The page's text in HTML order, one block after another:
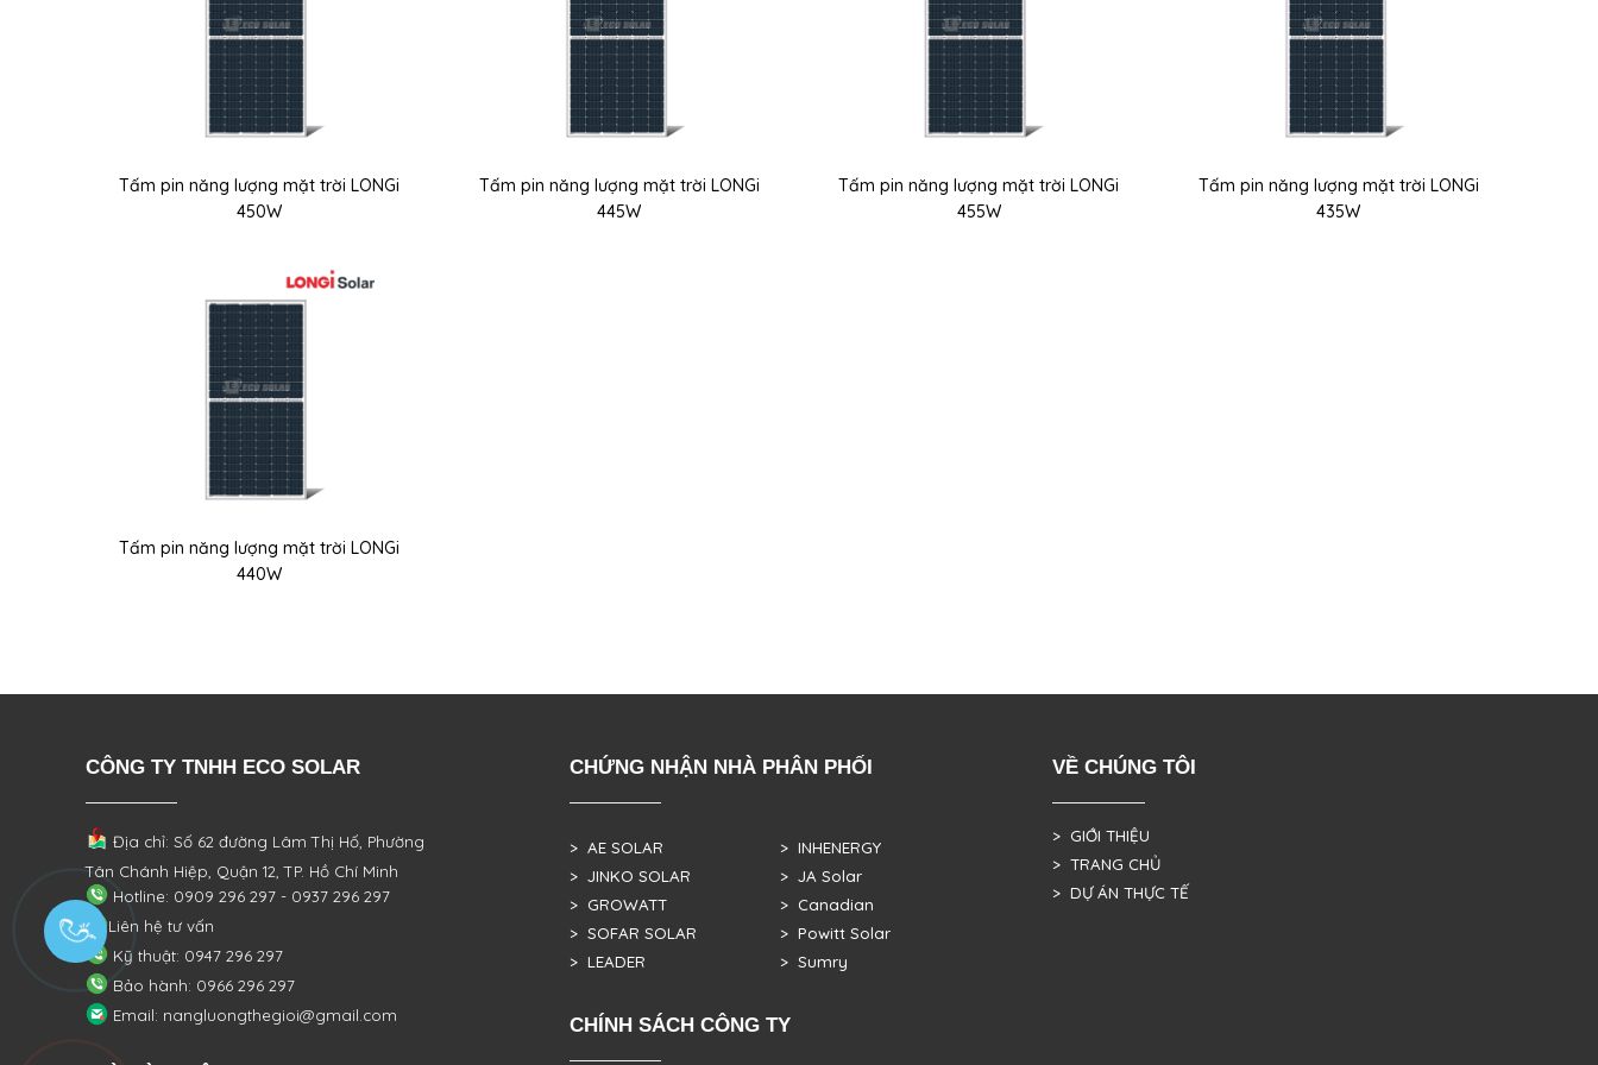
Tấm pin năng lượng mặt trời LONGi
450W
Tấm pin năng lượng mặt trời LONGi
445W
Tấm pin năng lượng mặt trời LONGi
455W
Tấm pin năng lượng mặt trời LONGi
435W
Tấm pin năng lượng mặt trời LONGi
440W
CÔNG TY TNHH ECO SOLAR
Địa chỉ: Số 62 đường Lâm Thị Hố, Phường
Tân Chánh Hiệp, Quận 12, TP. Hồ Chí Minh
Hotline: 0909 296 297 - 0937 296 297
Liên hệ tư vấn
Kỹ thuật: 0947 296 297
Bảo hành: 0966 296 297
Email: nangluongthegioi@gmail.com
CHỨNG NHẬN NHÀ PHÂN PHỐI
> AE SOLAR
> JINKO SOLAR
> GROWATT
> SOFAR SOLAR
> LEADER
> INHENERGY
> JA Solar
> Canadian
> Powitt Solar
> Sumry
CHÍNH SÁCH CÔNG TY
VỀ CHÚNG TÔI
> GIỚI THIỆU
> TRANG CHỦ
> DỰ ÁN THỰC TẾ